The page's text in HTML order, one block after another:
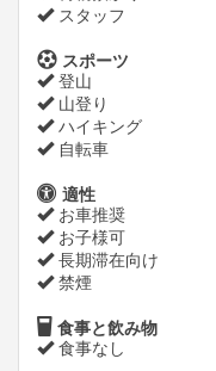
スタッフ
スポーツ
登山
山登り
ハイキング
自転車
適性
お車推奨
お子様可
長期滞在向け
禁煙
食事と飲み物
食事なし